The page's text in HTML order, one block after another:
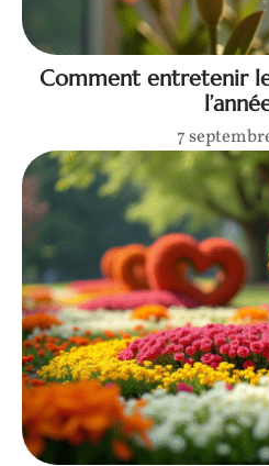
Comment entretenir
7